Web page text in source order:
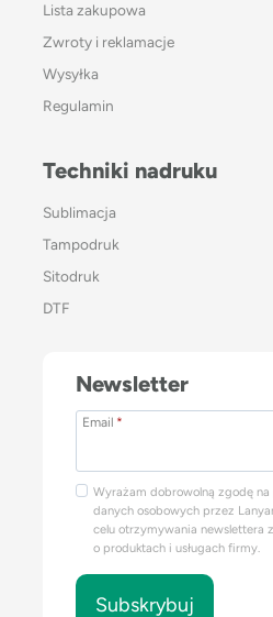
Lista zakupowa
Zwroty i reklamacje
Wysyłka
Regulamin
Techniki nadruku
Sublimacja
Tampodruk
Sitodruk
DTF
Newsletter
Email *
Wyrażam dobrowolną zgodę
danych osobowych przez
celu otrzymywania newslettera
o produktach i usługach firmy.
Subskrybuj